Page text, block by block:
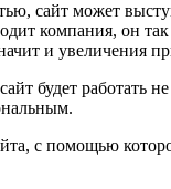
сайт может
компания, он
и увеличения
будет работать
с помощью